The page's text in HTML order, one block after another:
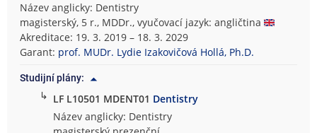
Název anglicky: Dentistry
magisterský, 5 r., MDDr., vyučovací jazyk: angličtina
Akreditace: 19. 3. 2019 – 18. 3. 2029
Garant: prof. MUDr. Lydie Izakovičová Hollá, Ph.D.
Studijní plány:
↳ LF L10501 MDENT01 Dentistry
Název anglicky: Dentistry